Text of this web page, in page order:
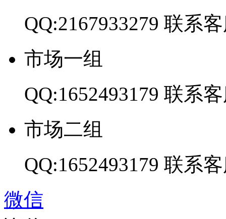
QQ:2167933279 联系
市场一组
QQ:1652493179 联系
市场二组
QQ:1652493179 联系
微信